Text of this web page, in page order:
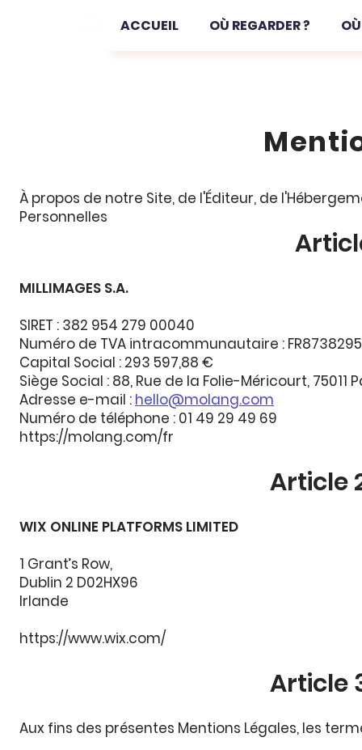
ACCUEIL OÙ REGARDER ?
À propos de notre Site, de l'Éditeur, de
Personnelles​
MILLIMAGES S.A.
SIRET : 382 954 279 00040
Numéro de TVA intracommunautaire :
Capital Social : 293 597,88 €
Siège Social : 88, Rue de la Folie-Méricourt, 75011
Adresse e-mail : hello@molang.com
Numéro de téléphone : 01 49 29 49 69
https://molang.com/fr
Article
WIX ONLINE PLATFORMS LIMITED
1 Grant’s Row,
Dublin 2 D02HX96
Irlande
https://www.wix.com/
Article
Aux fins des présentes Mentions Légales, les